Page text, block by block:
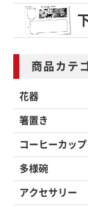
商品カテ
花器
箸置き
コーヒーカップ
多様碗
アクセサリー